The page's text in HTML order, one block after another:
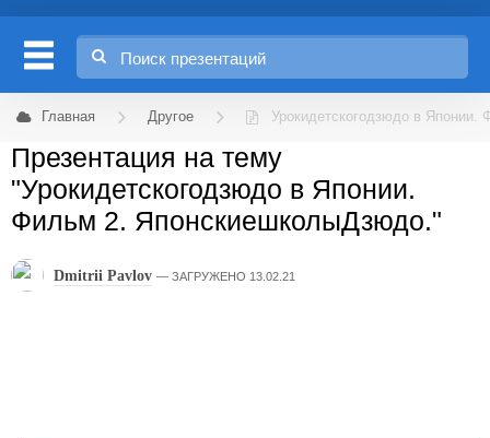
Главная Другое Урокидетскогодзюдо в
Презентация на тему
"Урокидетскогодзюдо в Японии.
Фильм 2. ЯпонскиешколыДзюдо."
Dmitrii Pavlov ЗАГРУЖЕНО 13.02.21